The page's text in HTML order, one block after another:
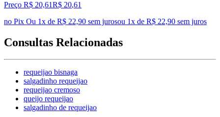
Preço R$ 20,61R$ 20,61
no Pix Ou 1x de R$ 22,90 sem jurosou 1x de R$ 22,90 sem juros
Consultas Relacionadas
requeijao bisnaga
salgadinho requeijao
requeijao cremoso
queijo requeijao
salgadinho de requeijao